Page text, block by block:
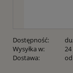
Dostępność:
Wysyłka w:
Dostawa:
od
Cena nie